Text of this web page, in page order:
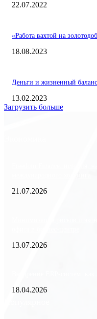
22.07.2022
«Работа вахтой на
18.08.2023
Деньги и жизненный
13.02.2023
Загрузить больше
21.07.2026
13.07.2026
18.04.2026